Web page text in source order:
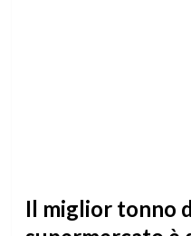
Il miglior tonno